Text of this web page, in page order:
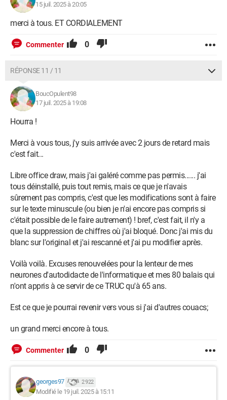
15 juil. 2025 à 20:05
merci à tous. ET CORDIALEMENT
Commenter 0
RÉPONSE 11 / 11
BoucOpulent98
17 juil. 2025 à 19:08
Hourra !
Merci à vous tous, j'y suis arrivée avec 2 jours de retard mais
c'est fait...
Libre office draw, mais j'ai galéré comme pas permis...... j'ai
tous déinstallé, puis tout remis, mais ce que je n'avais
sûrement pas compris, c'est que les modifications sont à faire
sur le texte minuscule (ou bien je n'ai encore pas compris si
c'était possible de le faire autrement) ! bref, c'est fait, il n'y a
que la suppression de chiffres où j'ai bloqué. Donc j'ai mis du
blanc sur l'original et j'ai rescanné et j'ai pu modifier après.
Voilà voilà. Excuses renouvelées pour la lenteur de mes
neurones d'autodidacte de l'informatique et mes 80 balais qui
n'ont appris à ce servir de ce TRUC qu'à 65 ans.
Est ce que je pourrai revenir vers vous si j'ai d'autres couacs;
un grand merci encore à tous.
Commenter 0
georges97 2 922
Modifié le 19 juil. 2025 à 15:11